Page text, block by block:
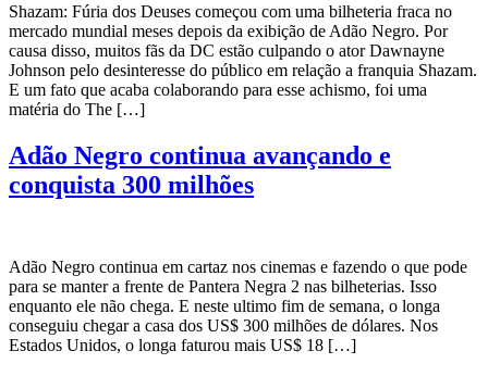
Shazam: Fúria dos Deuses começou com uma bilheteria fraca no
mercado mundial meses depois da exibição de Adão Negro. Por
causa disso, muitos fãs da DC estão culpando o ator Dawnayne
Johnson pelo desinteresse do público em relação a franquia Shazam.
E um fato que acaba colaborando para esse achismo, foi uma
matéria do The […]
Adão Negro continua avançando e
conquista 300 milhões
Adão Negro continua em cartaz nos cinemas e fazendo o que pode
para se manter a frente de Pantera Negra 2 nas bilheterias. Isso
enquanto ele não chega. E neste ultimo fim de semana, o longa
conseguiu chegar a casa dos US$ 300 milhões de dólares. Nos
Estados Unidos, o longa faturou mais US$ 18 […]